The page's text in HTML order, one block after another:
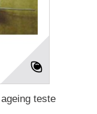
teste